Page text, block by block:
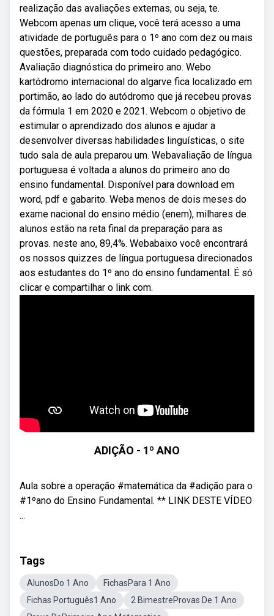
realização das avaliações externas, ou seja, te.
Webcom apenas um clique, você terá acesso a uma
atividade de português para o 1º ano com dez ou mais
questões, preparada com todo cuidado pedagógico.
Avaliação diagnóstica do primeiro ano. Webo
kartódromo internacional do algarve fica localizado em
portimão, ao lado do autódromo que já recebeu provas
da fórmula 1 em 2020 e 2021. Webcom o objetivo de
estimular o aprendizado dos alunos e ajudar a
desenvolver diversas habilidades linguísticas, o site
tudo sala de aula preparou um. Webavaliação de língua
portuguesa é voltada a alunos do primeiro ano do
ensino fundamental. Disponível para download em
word, pdf e gabarito. Weba menos de dois meses do
exame nacional do ensino médio (enem), milhares de
alunos estão na reta final da preparação para as
provas. neste ano, 89,4%. Webabaixo você encontrará
os nossos quizzes de língua portuguesa direcionados
aos estudantes do 1º ano do ensino fundamental. É só
clicar e compartilhar o link com.
ADIÇÃO - 1º ANO
Aula sobre a operação #matemática da #adição para o
#1ºano do Ensino Fundamental. ** LINK DESTE VÍDEO
...
Tags
AlunosDo 1 Ano
FichasPara 1 Ano
Fichas Português1 Ano
2 BimestreProvas De 1 Ano